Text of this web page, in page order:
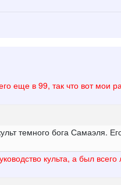
еще в 99, так что вот мои
темного бога
культа, а был